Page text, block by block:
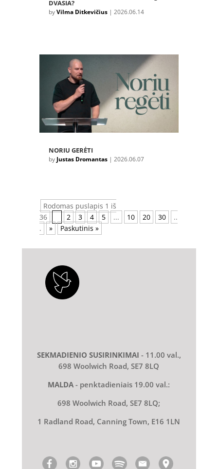
DVASIA?
byVilma Ditkevičius| 2026.06.14
NORIU GERĖTI
by Justas Dromantas| 2026.06.07
Rodomas puslapis 1 iš
36
2 3 4 5 ... 10 20 30
..
.
» Paskutinis »
SEKMADIENIO SUSIRINKIMAI - 11.00 val.,
698 Woolwich Road, SE7 8LQ
MALDA- penktadieniais 19.00 val.:
698 Woolwich Road, SE7 8LQ;
1 Radland Road, Canning Town, E16 1LN